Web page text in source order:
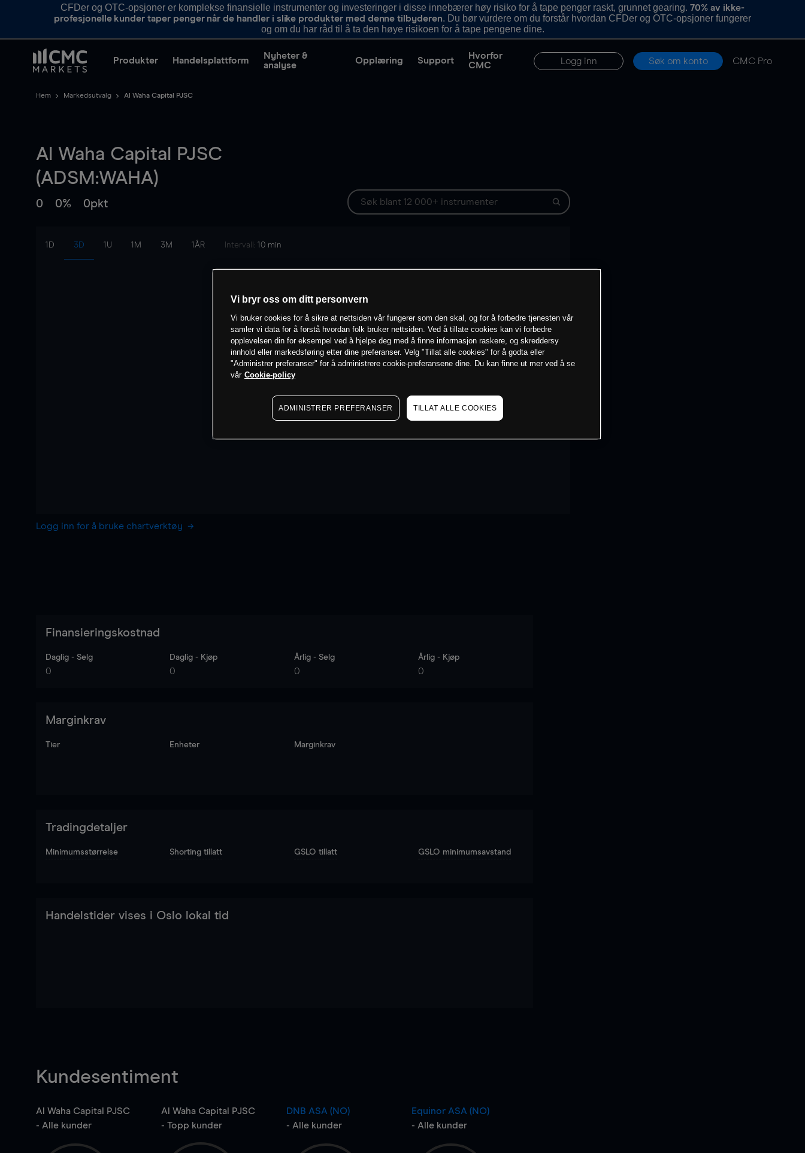
CFDer og OTC-opsjoner er komplekse finansielle instrumenter og investeringer i disse innebærer høy risiko for å tape penger raskt, grunnet gearing.70% av ikke-
profesjonelle kunder taper penger når de handler i slike produkter med denne tilbyderen. Du bør vurdere om du forstår hvordan CFDer og OTC-opsjoner fungerer
og om du har råd til å ta den høye risikoen for å tape pengene dine.
Produkter Handelsplattform
Nyheter &
analyse
Opplæring Support
Hvorfor
CMC
Logg inn Søk om konto CMC Pro
Hem Markedsutvalg Al Waha Capital PJSC
Al Waha Capital PJSC
(ADSM:WAHA)
0 0% 0pkt
1D 3D 1U 1M 3M 1ÅR Intervall: 10 min
Logg inn for å bruke chartverktøy
Finansieringskostnad
Daglig - Selg
0
Daglig - Kjøp
0
Årlig - Selg
0
Årlig - Kjøp
0
Marginkrav
Tier Enheter Marginkrav
Tradingdetaljer
Minimumsstørrelse Shorting tillatt GSLO tillatt GSLO minimumsavstand
Handelstider vises i Oslo lokal tid
Kundesentiment
Al Waha Capital PJSC
- Alle kunder
Al Waha Capital PJSC
- Topp kunder
DNB ASA (NO)
- Alle kunder
Equinor ASA (NO)
- Alle kunder
Vi bryr oss om ditt personvern
Vi bruker cookies for å sikre at nettsiden vår fungerer som den skal, og for å forbedre tjenesten vår
samler vi data for å forstå hvordan folk bruker nettsiden. Ved å tillate cookies kan vi forbedre
opplevelsen din for eksempel ved å hjelpe deg med å finne informasjon raskere, og skreddersy
innhold eller markedsføring etter dine preferanser. Velg "Tillat alle cookies" for å godta eller
"Administrer preferanser" for å administrere cookie-preferansene dine. Du kan finne ut mer ved å se
vår Cookie-policy
ADMINISTRER PREFERANSER TILLAT ALLE COOKIES